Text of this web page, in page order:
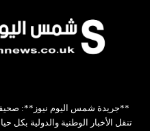
**جريدة شمس اليوم نيوز**: صحيفة
تنقل الأخبار الوطنية والدولية